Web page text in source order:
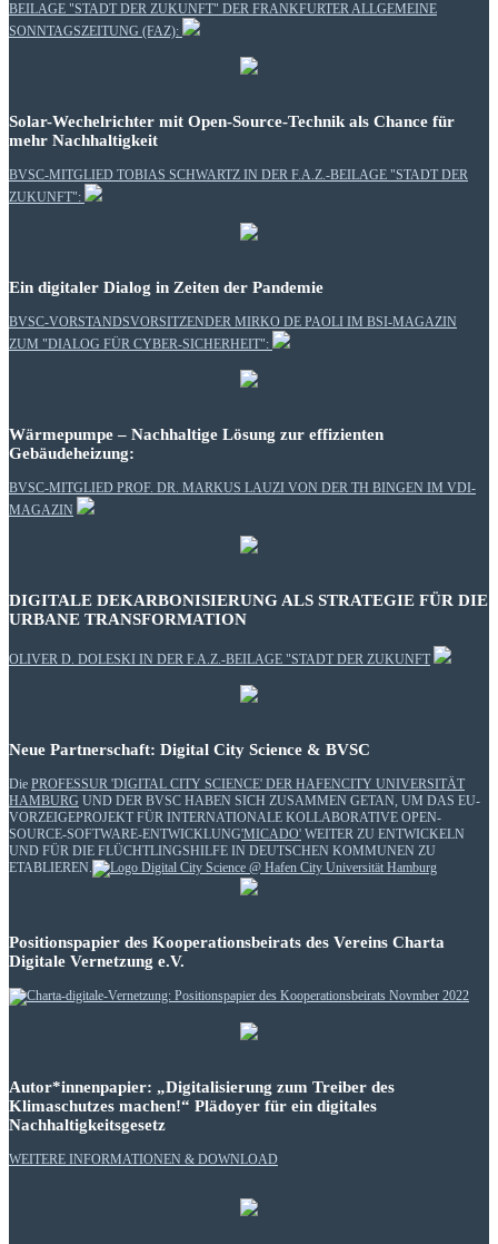
BEILAGE "STADT DER ZUKUNFT" DER FRANKFURTER ALLGEMEINE
SONNTAGSZEITUNG (FAZ):
Solar-Wechelrichter mit Open-Source-Technik als Chance für
mehr Nachhaltigkeit
BVSC-MITGLIED TOBIAS SCHWARTZ IN DER F.A.Z.-BEILAGE "STADT DER
ZUKUNFT":
Ein digitaler Dialog in Zeiten der Pandemie
BVSC-VORSTANDSVORSITZENDER MIRKO DE PAOLI IM BSI-MAGAZIN
ZUM "DIALOG FÜR CYBER-SICHERHEIT":
Wärmepumpe – Nachhaltige Lösung zur effizienten
Gebäudeheizung:
BVSC-MITGLIED PROF. DR. MARKUS LAUZI VON DER TH BINGEN IM VDI-
MAGAZIN
DIGITALE DEKARBONISIERUNG ALS STRATEGIE FÜR DIE
URBANE TRANSFORMATION
OLIVER D. DOLESKI IN DER F.A.Z.-BEILAGE "STADT DER ZUKUNFT
Neue Partnerschaft: Digital City Science & BVSC
Die PROFESSUR 'DIGITAL CITY SCIENCE' DER HAFENCITY UNIVERSITÄT
HAMBURG UND DER BVSC HABEN SICH ZUSAMMEN GETAN, UM DAS EU-
VORZEIGEPROJEKT FÜR INTERNATIONALE KOLLABORATIVE OPEN-
SOURCE-SOFTWARE-ENTWICKLUNG'MICADO' WEITER ZU ENTWICKELN
UND FÜR DIE FLÜCHTLINGSHILFE IN DEUTSCHEN KOMMUNEN ZU
ETABLIEREN.
Positionspapier des Kooperationsbeirats des Vereins Charta
Digitale Vernetzung e.V.
Autor*innenpapier: „Digitalisierung zum Treiber des
Klimaschutzes machen!“ Plädoyer für ein digitales
Nachhaltigkeitsgesetz
WEITERE INFORMATIONEN & DOWNLOAD